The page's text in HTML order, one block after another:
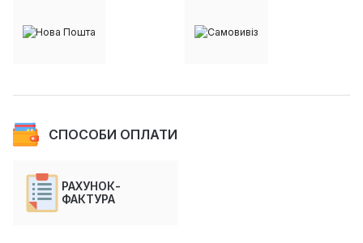
СПОСОБИ ОПЛАТИ
РАХУНОК-
ФАКТУРА